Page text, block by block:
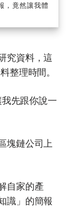
竟然讓我體
究資料，這
整理時間。
先跟你說一
塊鏈公司上
自家的產
識」的簡報